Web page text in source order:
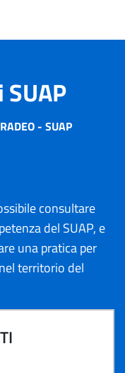
- SUAP
consultare
del SUAP, e
una pratica per
territorio del